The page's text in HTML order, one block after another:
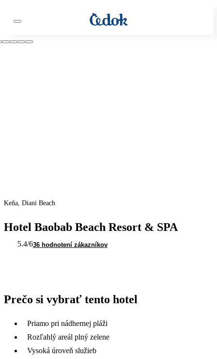
Keňa, Diani Beach
Hotel Baobab Beach Resort & SPA
5.4/636 hodnotení zákazníkov
Prečo si vybrať tento hotel
Priamo pri nádhernej pláži
Rozľahlý areál plný zelene
Vysoká úroveň služieb